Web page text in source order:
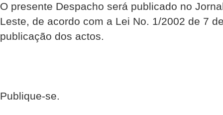
O presente Despacho será publicado no
Leste, de acordo com a Lei No. 1/2002 de 7
publicação dos actos.
Publique-se.